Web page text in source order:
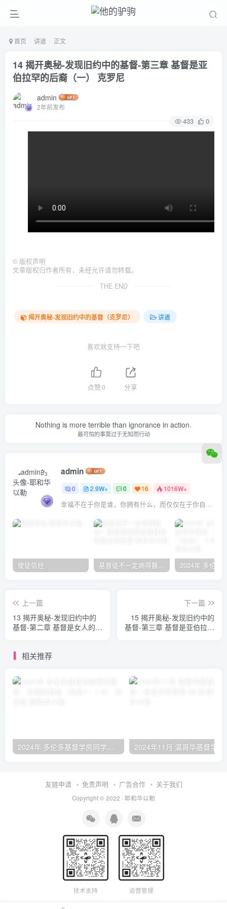
首页 讲道 正文
14 揭开奥秘-发现旧约中的基督-第三章 基督是亚
伯拉罕的后裔（一） 克罗尼
admin
2年前发布
433 0
© 版权声明
文章版权归作者所有，未经允许请勿转载。
THE END
揭开奥秘-发现旧约中的基督（克罗尼） 讲道
喜欢就支持一下吧
点赞0 分享
Nothing is more terrible than ignorance in action.
最可怕的事莫过于无知而行动
admin
0 2.9W+ 0 16 1016W+
幸福不在于你是谁，你拥有什么，而仅仅在于你自己怎么看待
使徒信经 基督徒不一定病得醫治？寇紹恩牧師談基督徒的醫治與盼望
上一篇
13 揭开奥秘-发现旧约中的
基督-第二章 基督是女人的后
下一篇
15 揭开奥秘-发现旧约中的
基督-第三章 基督是亚伯拉罕
相关推荐
2024年 多伦多基督学房同学聚会：有福的教会（帖后1：1-5） 刘志雄
友链申请 免责声明 广告合作 关于我们
Copyright © 2022 · 耶和华以勒
技术支持 运营管理